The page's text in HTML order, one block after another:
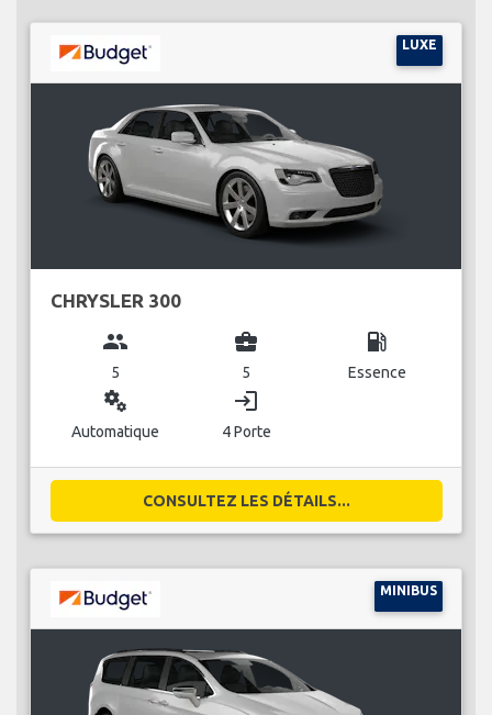
LUXE
CHRYSLER 300
group
5
business_center
5
local_gas_station
Essence
miscellaneous_services
Automatique
login
4 Porte
CONSULTEZ LES DÉTAILS...
MINIBUS